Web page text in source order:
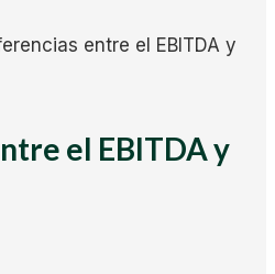
entre el EBITDA y
el EBITDA y